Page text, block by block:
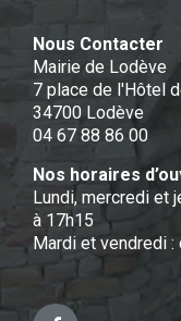
Nous Contacter
Mairie de Lodève
7 place de l'Hôtel
34700 Lodève
04 67 88 86 00
Nos horaires
Lundi, mercredi et
à 17h15
Mardi et vendredi